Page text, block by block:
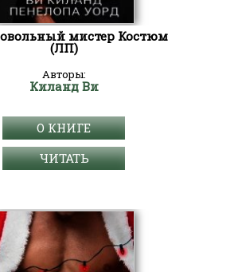
мистер Костюм
(ЛП)
Авторы:
Киланд Ви
О КНИГЕ
ЧИТАТЬ